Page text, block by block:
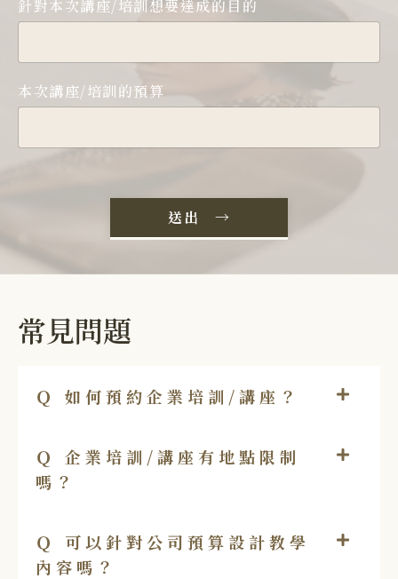
針對本次講座/培訓想要達成的目的
本次講座/培訓的預算
送出 →
常見問題
Ｑ 如何預約企業培訓/講座？
Ｑ 企業培訓/講座有地點限制
嗎？
Ｑ 可以針對公司預算設計教學
內容嗎？